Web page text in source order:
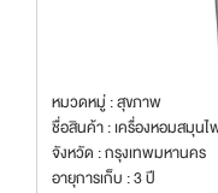
หมวดหมู่ : สุขภาพ
ชื่อสินค้า : เครื่องหอมสมุน
จังหวัด : กรุงเทพมหานคร
อายุการเก็บ : 3 ปี